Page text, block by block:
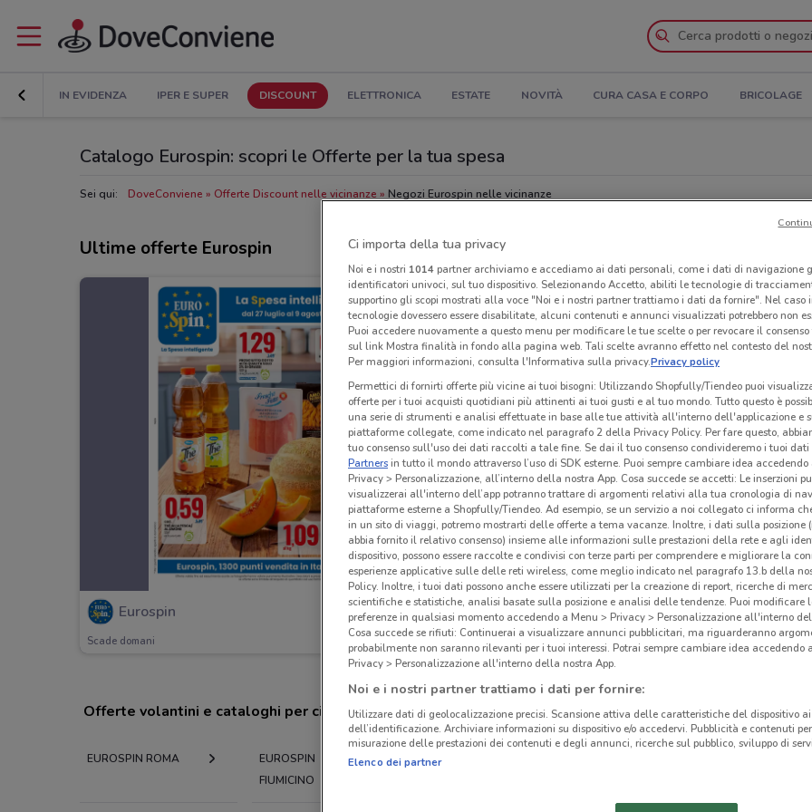
IN EVIDENZA IPER E SUPER DISCOUNT ELETTRONICA ESTATE NOVITÀ CURA CASA E CORPO BRICOLAGE
Catalogo Eurospin: scopri le Offerte per la tua spesa
Sei qui: DoveConviene Offerte Discount nelle vicinanze Negozi Eurospin nelle vicinanze
Ultime offerte Eurospin
Eurospin
Scade domani 4.3 km
Offerte volantini e cataloghi per città nelle vicinanze
EUROSPIN ROMA
EUROSPIN
FIUMICINO
EUROSPIN
Ci importa della tua privacy
Noi e i nostri 1014partner archiviamo e accediamo ai dati personali, come i dati di navigazione
identificatori univoci, sul tuo dispositivo. Selezionando Accetto, abiliti le tecnologie di
supportino gli scopi mostrati alla voce "Noi e i nostri partner trattiamo i dati da fornire". Nel caso
tecnologie dovessero essere disabilitate, alcuni contenuti e annunci visualizzati potrebbero non
Puoi accedere nuovamente a questo menu per modificare le tue scelte o per revocare il
sul link Mostra finalità in fondo alla pagina web. Tali scelte avranno effetto nel contesto del
Per maggiori informazioni, consulta l'Informativa sulla privacy.Privacy policy
Permettici di fornirti offerte più vicine ai tuoi bisogni: Utilizzando Shopfully/Tiendeo puoi
offerte per i tuoi acquisti quotidiani più attinenti ai tuoi gusti e al tuo mondo. Tutto questo è
una serie di strumenti e analisi effettuate in base alle tue attività all'interno dell'applicazione e
piattaforme collegate, come indicato nel paragrafo 2 della Privacy Policy. Per fare questo,
tuo consenso sull'uso dei dati raccolti a tale fine. Se dai il tuo consenso condivideremo i tuoi dati
Partnersin tutto il mondo attraverso l’uso di SDK esterne. Puoi sempre cambiare idea accedendo
Privacy > Personalizzazione, all’interno della nostra App. Cosa succede se accetti: Le inserzioni
visualizzerai all'interno dell’app potranno trattare di argomenti relativi alla tua cronologia di
piattaforme esterne a Shopfully/Tiendeo. Ad esempio, se un servizio a noi collegato ci informa
in un sito di viaggi, potremo mostrarti delle offerte a tema vacanze. Inoltre, i dati sulla posizione
abbia fornito il relativo consenso) insieme alle informazioni sulle prestazioni della rete e agli
dispositivo, possono essere raccolte e condivisi con terze parti per comprendere e migliorare la
esperienze applicative sulle delle reti wireless, come meglio indicato nel paragrafo 13.b della
Policy. Inoltre, i tuoi dati possono anche essere utilizzati per la creazione di report, ricerche di
scientifiche e statistiche, analisi basate sulla posizione e analisi delle tendenze. Puoi modificare
preferenze in qualsiasi momento accedendo a Menu > Privacy > Personalizzazione all'interno
Cosa succede se rifiuti: Continuerai a visualizzare annunci pubblicitari, ma riguarderanno
probabilmente non saranno rilevanti per i tuoi interessi. Potrai sempre cambiare idea accedendo
Privacy > Personalizzazione all'interno della nostra App.
Noi e i nostri partner trattiamo i dati per fornire:
Utilizzare dati di geolocalizzazione precisi. Scansione attiva delle caratteristiche del dispositivo
dell’identificazione. Archiviare informazioni su dispositivo e/o accedervi. Pubblicità e contenuti
misurazione delle prestazioni dei contenuti e degli annunci, ricerche sul pubblico, sviluppo di
Elenco dei partner